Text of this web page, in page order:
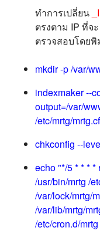
ทำการเปลี่ยน
ตรงตาม IP ที่จ
ตรวจสอบโดย
mkdir -p /var/
indexmaker --
output=/var/
/etc/mrtg/
chkconfig --
echo "*/5 * * *
/usr/bin/mrtg /
/var/lock/mrtg/
/var/lib/mrtg/
/etc/cron.d/mrtg